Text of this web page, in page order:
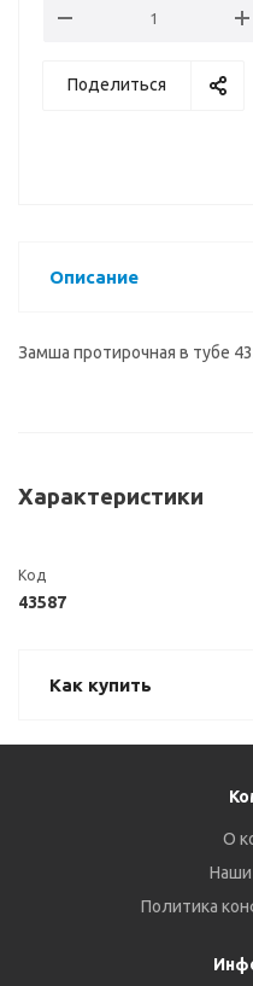
Поделиться
Описание
Замша протирочная в тубе
Характеристики
Код
43587
Как купить
О
Наши
Политика